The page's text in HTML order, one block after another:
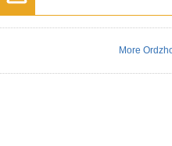
More